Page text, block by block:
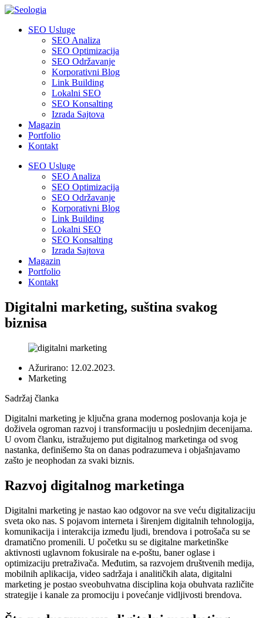
SEO Usluge
SEO Analiza
SEO Optimizacija
SEO Održavanje
Korporativni Blog
Link Building
Lokalni SEO
SEO Konsalting
Izrada Sajtova
Magazin
Portfolio
Kontakt
SEO Usluge
SEO Analiza
SEO Optimizacija
SEO Održavanje
Korporativni Blog
Link Building
Lokalni SEO
SEO Konsalting
Izrada Sajtova
Magazin
Portfolio
Kontakt
Digitalni marketing, suština svakog
biznisa
Ažurirano: 12.02.2023.
Marketing
Sadržaj članka
Digitalni marketing je ključna grana modernog poslovanja koja je
doživela ogroman razvoj i transformaciju u poslednjim decenijama.
U ovom članku, istražujemo put digitalnog marketinga od svog
nastanka, definišemo šta on danas podrazumeva i objašnjavamo
zašto je neophodan za svaki biznis.
Razvoj digitalnog marketinga
Digitalni marketing je nastao kao odgovor na sve veću digitalizaciju
sveta oko nas. S pojavom interneta i širenjem digitalnih tehnologija,
komunikacija i interakcija između ljudi, brendova i potrošača su se
dramatično promenili. U početku su se digitalne marketinške
aktivnosti uglavnom fokusirale na e-poštu, baner oglase i
optimizaciju pretraživača. Međutim, sa razvojem društvenih medija,
mobilnih aplikacija, video sadržaja i analitičkih alata, digitalni
marketing je postao sveobuhvatna disciplina koja obuhvata različite
strategije i kanale za promociju i povećanje vidljivosti brendova.